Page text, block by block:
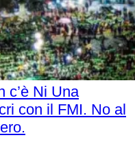
c’è Ni Una
con il FMI. No al